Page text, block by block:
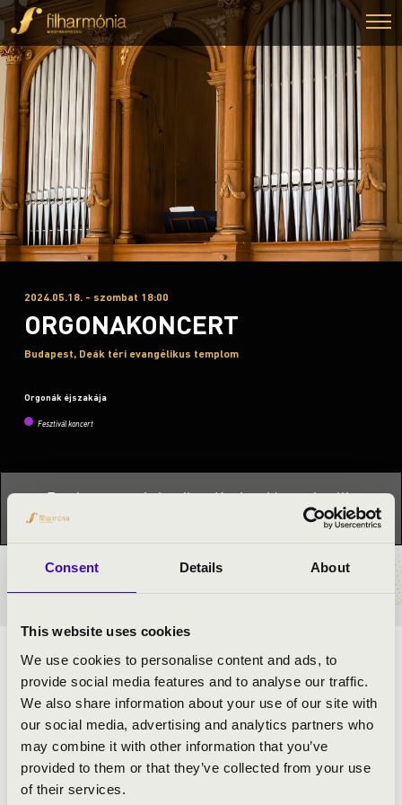
Consent Details About
This website uses cookies
We use cookies to personalise content and ads, to
provide social media features and to analyse our traffic.
We also share information about your use of our site with
our social media, advertising and analytics partners who
may combine it with other information that you’ve
provided to them or that they’ve collected from your use
of their services.
2024.05.18. - szombat 18:00
ORGONAKONCERT
Budapest, Deák téri evangélikus templom
Orgonák éjszakája
Fesztivál koncert
Ez a koncert már lezajlott.Kattints ide az aktuális
Orgonák éjszakája »
REGISZTRÁLÓ ORGONAZENE
ELŐADÓK:
Mekis Péter- orgona